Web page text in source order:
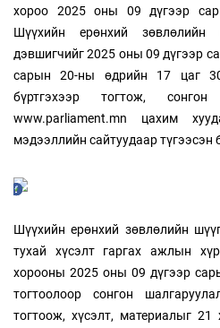
хороо 2025 оны 09 дүгээр
Шүүхийн ерөнхий
дэвшигчийг 2025 оны 09 дүгээр
сарын 20-ны өдрийн 17 цаг
бүртгэхээр тогтож,
www.parliament.mn цахим
мэдээллийн сайтуудаар түгээсэн
Шүүхийн ерөнхий зөвлөлийн
тухай хүсэлт гаргах ажлын
хорооны 2025 оны 09 дүгээр
тогтоолоор сонгон
тогтоож, хүсэлт, материалыг 21